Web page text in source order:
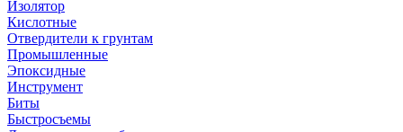
Изолятор
Кислотные
Отвердители к грунтам
Промышленные
Эпоксидные
Инструмент
Биты
Быстросъемы